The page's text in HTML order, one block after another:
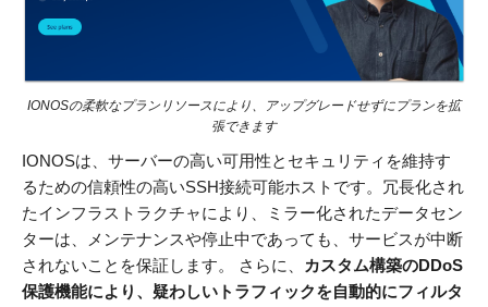
IONOSの柔軟なプランリソースにより、アップグレードせずにプランを拡
張できます
IONOSは、サーバーの高い可用性とセキュリティを維持す
るための信頼性の高いSSH接続可能ホストです。冗長化され
たインフラストラクチャにより、ミラー化されたデータセン
ターは、メンテナンスや停止中であっても、サービスが中断
されないことを保証します。 さらに、
カスタム構築のDDoS
保護機能により、疑わしいトラフィックを自動的にフィルタ